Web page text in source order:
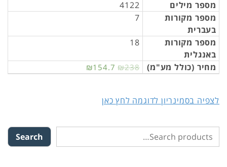
מספר מילים
4122
מספר מקורות
בעברית
7
מספר מקורות
באנגלית
18
מחיר (כולל מע"מ) ₪154.7 ₪238
לצפיה בסמינריון לדוגמה לחץ כאן
Search